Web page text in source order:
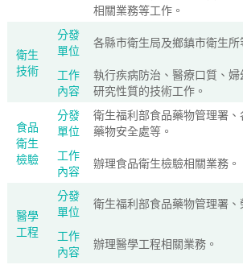
相關業務等工作。
衛生
技術
分發
單位
各縣市衛生局及鄉鎮市衛生所
工作
內容
執行疾病防治、醫療口質、
研究性質的技術工作。
食品
衛生
檢驗
分發
單位
衛生福利部食品藥物管理署
藥物安全處等。
工作
內容
辦理食品衛生檢驗相關業務。
醫學
工程
分發
單位
衛生福利部食品藥物管理署、
工作
內容
辦理醫學工程相關業務。